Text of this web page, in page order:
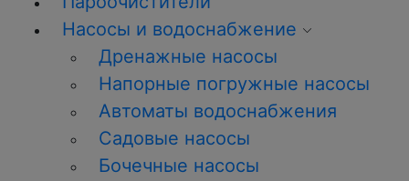
Насосы и водоснабжение
Дренажные насосы
Напорные погружные насосы
Автоматы водоснабжения
Садовые насосы
Бочечные насосы